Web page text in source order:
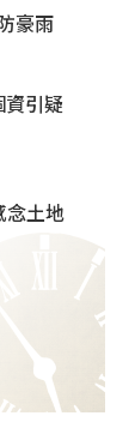
豪雨
引疑
念土地